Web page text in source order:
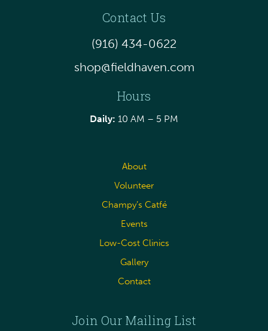
Contact Us
(916) 434-0622
shop@fieldhaven.com
Hours
Daily: 10 AM – 5 PM
About
Volunteer
Champy’s Catfé
Events
Low-Cost Clinics
Gallery
Contact
Join Our Mailing List